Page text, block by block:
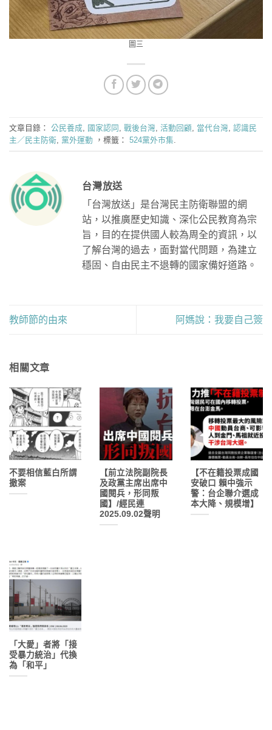
圖三
文章目錄： 公民養成 國家認同 戰後台灣 活動回顧 當代台灣 認識民
主／民主防衛 黨外運動 ，標籤： 524黨外市集
台灣放送
「台灣放送」是台灣民主防衛聯盟的網
站，以推廣歷史知識、深化公民教育為宗
旨，目的在提供國人較為周全的資訊，以
了解台灣的過去，面對當代問題，為建立
穩固、自由民主不退轉的國家備好道路。
教師節的由來 阿媽說：我要自己簽
相關文章
不要相信藍白所謂
撤案
【前立法院副院長
及政黨主席出席中
國閱兵，形同叛
國】/經民連
2025.09.02聲明
【不在籍投票成國
安破口 賴中強示
警：台企聯介選成
本大降、規模增】
「大愛」者將「接
受暴力統治」代換
為「和平」